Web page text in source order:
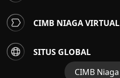
CIMB NIAGA VIRTUAL
SITUS GLOBAL
CIMB Niaga